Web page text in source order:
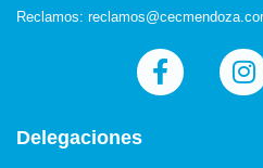
Reclamos:
Delegaciones